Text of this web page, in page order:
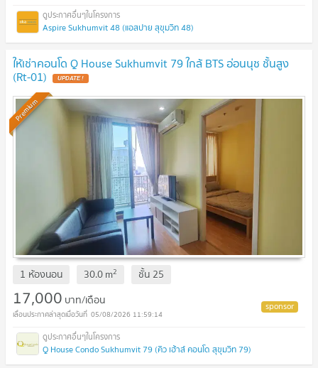
Aspire Sukhumvit 48 (แอสปาย สุขุมวิท 48)
ให้เช่าคอนโด Q House Sukhumvit 79 ใกล้ BTS อ่อนนุช ชั้นสูง
(Rt-01) UPDATE !
Premium
1 ห้องนอน 30.0m2 ชั้น 25
17,000 บาท/เดือน
05/08/2026 11:59:14
Q House Condo Sukhumvit 79 (คิว เฮ้าส์ คอนโด สุขุมวิท 79)